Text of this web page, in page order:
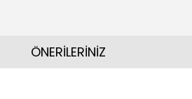
ÖNERİLERİNİZ